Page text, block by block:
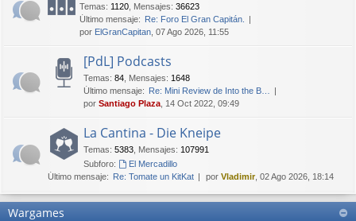
Temas: 1120 Mensajes: 36623
Último mensaje: Re: Foro El Gran Capitán.
por ElGranCapitan , 07 Ago 2026, 11:55
[PdL] Podcasts
Temas: 84 Mensajes: 1648
Último mensaje: Re: Mini Review de Into the B…
por Santiago Plaza , 14 Oct 2022, 09:49
La Cantina - Die Kneipe
Temas: 5383 Mensajes: 107991
Subforo:
El Mercadillo
Último mensaje: Re: Tomate un KitKat por Vladimir, 02 Ago 2026, 18:14
Wargames